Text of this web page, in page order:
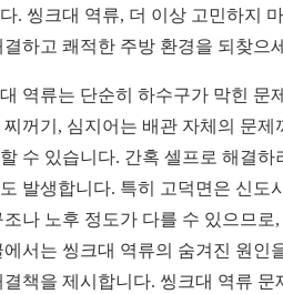
. 씽크대 역류, 더 이상 고민하지
결하고 쾌적한 주방 환경을 되찾으
역류는 단순히 하수구가 막힌 문
찌꺼기, 심지어는 배관 자체의 문
수 있습니다. 간혹 셀프로 해결
발생합니다. 특히 고덕면은 신도
조나 노후 정도가 다를 수 있으므
에서는 씽크대 역류의 숨겨진 원인
결책을 제시합니다. 씽크대 역류